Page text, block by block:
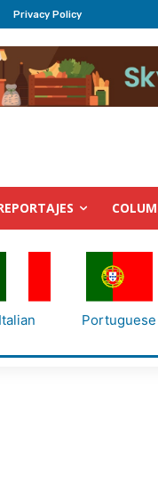
Privacy Policy
Italian Portuguese